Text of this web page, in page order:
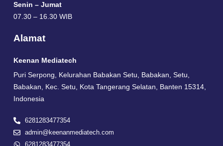
Senin – Jumat
07.30 – 16.30 WIB
Alamat
Keenan Mediatech
Puri Serpong, Kelurahan Babakan Setu, Babakan, Setu,
Babakan, Kec. Setu, Kota Tangerang Selatan, Banten 15314,
Indonesia
6281283477354
admin@keenanmediatech.com
6281283477354